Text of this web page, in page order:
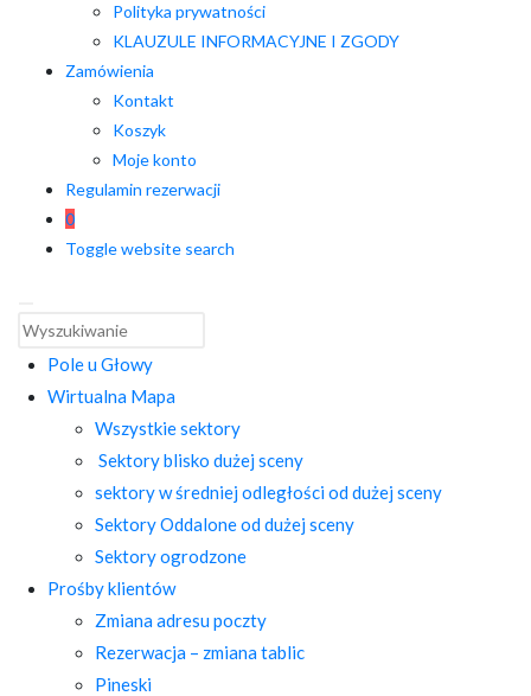
Polityka prywatności
KLAUZULE INFORMACYJNE I ZGODY
Zamówienia
Kontakt
Koszyk
Moje konto
Regulamin rezerwacji
0
Toggle website search
Pole u Głowy
Wirtualna Mapa
Wszystkie sektory
Sektory blisko dużej sceny
sektory w średniej odległości od dużej sceny
Sektory Oddalone od dużej sceny
Sektory ogrodzone
Prośby klientów
Zmiana adresu poczty
Rezerwacja – zmiana tablic
Pineski